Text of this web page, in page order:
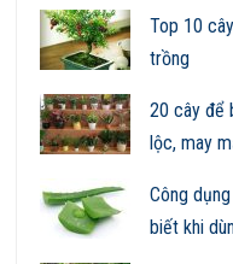
Top 10
trồng
20 cây để
lộc, may
Công
biết khi